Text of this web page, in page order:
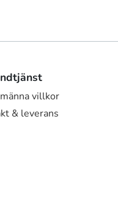
villkor
& leverans